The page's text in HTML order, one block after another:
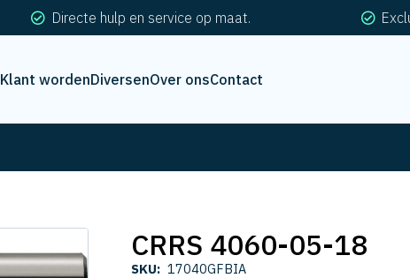
Directe hulp en service op maat.
Klant wordenDiversenOver onsContact
CRRS 4060-05-18
SKU: 17040GFBIA